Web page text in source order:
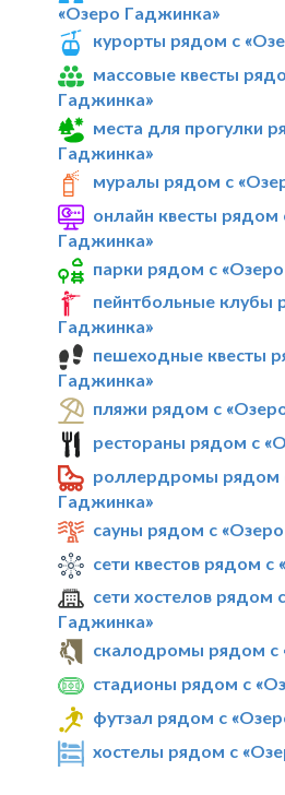
«Озеро Гаджинка»
курорты рядом с
массовые квесты
Гаджинка»
места для прогулки
Гаджинка»
муралы рядом с
онлайн квесты рядом
Гаджинка»
парки рядом с
пейнтбольные клубы
Гаджинка»
пешеходные квесты
Гаджинка»
пляжи рядом с
рестораны рядом с
роллердромы рядом
Гаджинка»
сауны рядом с
сети квестов рядом
сети хостелов рядом
Гаджинка»
скалодромы рядом с
стадионы рядом с
футзал рядом с
хостелы рядом с